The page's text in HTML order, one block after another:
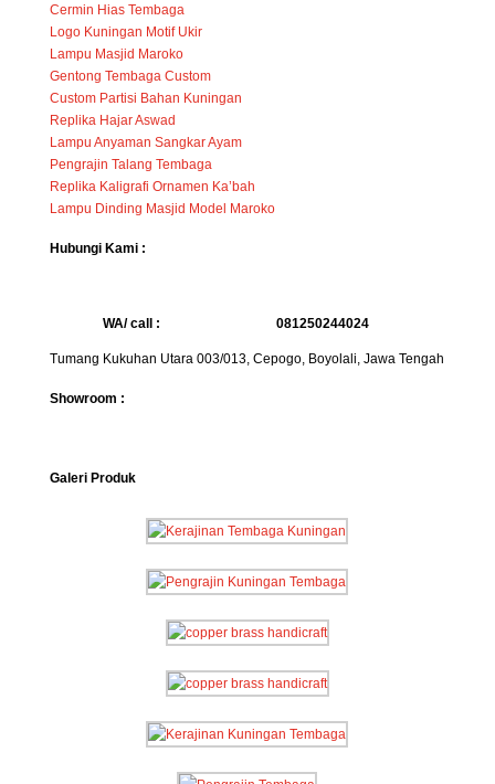
Cermin Hias Tembaga
Logo Kuningan Motif Ukir
Lampu Masjid Maroko
Gentong Tembaga Custom
Custom Partisi Bahan Kuningan
Replika Hajar Aswad
Lampu Anyaman Sangkar Ayam
Pengrajin Talang Tembaga
Replika Kaligrafi Ornamen Ka’bah
Lampu Dinding Masjid Model Maroko
Hubungi Kami :
WA/ call : 081250244024
Tumang Kukuhan Utara 003/013, Cepogo, Boyolali, Jawa Tengah
Showroom :
Galeri Produk